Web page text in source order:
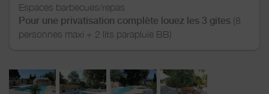
Espaces barbecues/repas
Pour une privatisation complète louez les 3 gites (8
personnes maxi + 2 lits parapluie BB)